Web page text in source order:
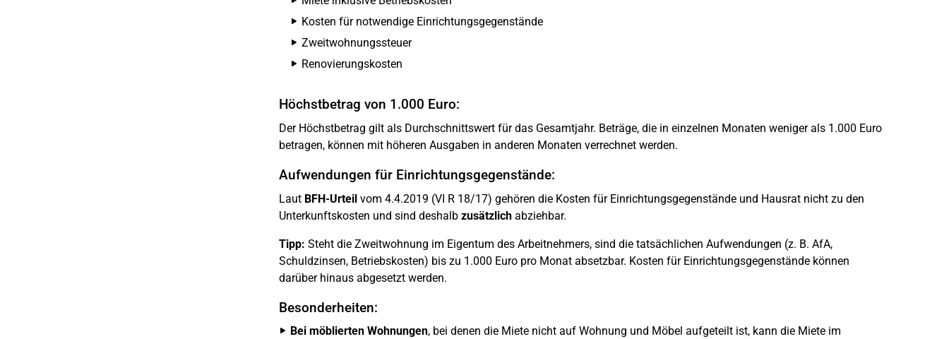
Kosten für notwendige Einrichtungsgegenstände
Zweitwohnungssteuer
Renovierungskosten
Höchstbetrag von 1.000 Euro:
Der Höchstbetrag gilt als Durchschnittswert für das Gesamtjahr. Beträge, die in einzelnen Monaten weniger als 1.000 Euro
betragen, können mit höheren Ausgaben in anderen Monaten verrechnet werden.
Aufwendungen für Einrichtungsgegenstände:
Laut BFH-Urteilvom 4.4.2019 (VI R 18/17) gehören die Kosten für Einrichtungsgegenstände und Hausrat nicht zu den
Unterkunftskosten und sind deshalb zusätzlichabziehbar.
Tipp: Steht die Zweitwohnung im Eigentum des Arbeitnehmers, sind die tatsächlichen Aufwendungen (z. B. AfA,
Schuldzinsen, Betriebskosten) bis zu 1.000 Euro pro Monat absetzbar. Kosten für Einrichtungsgegenstände können
darüber hinaus abgesetzt werden.
Besonderheiten:
Bei möblierten Wohnungen, bei denen die Miete nicht auf Wohnung und Möbel aufgeteilt ist, kann die Miete im